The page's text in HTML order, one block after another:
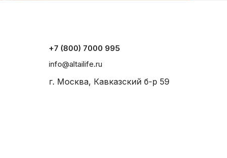
+7 (800) 7000 995
info@altailife.ru
г. Москва, Кавказский б-р 59